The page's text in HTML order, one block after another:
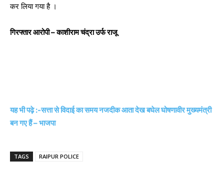
कर लिया गया है ।
गिरफ्तार आरोपी – काशीराम चंद्रा उर्फ राजू
यह भी पढ़े :-सत्ता से विदाई का समय नजदीक आता देख बघेल घोषणावीर मुख्यमंत्री
बन गए हैं – भाजपा
TAGS RAIPUR POLICE